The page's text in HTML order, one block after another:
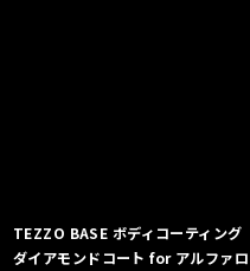
TEZZO BASE ボディコーティング
ダイアモンドコート for アルファロ